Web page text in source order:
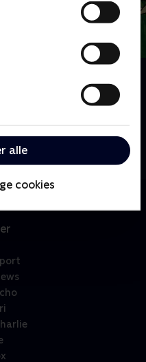
alle
cookies
mindste, hvor man
små kampe med